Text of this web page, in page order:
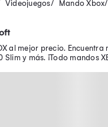
Videojuegos Mando Xbox
al mejor precio. Encuentra
Slim y más. ¡Todo mandos